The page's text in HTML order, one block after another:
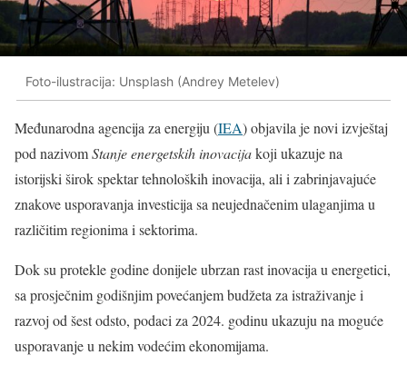
Foto-ilustracija: Unsplash (Andrey Metelev)
Međunarodna agencija za energiju (IEA) objavila je novi izvještaj
pod nazivomStanje energetskih inovacijakoji ukazuje na
istorijski širok spektar tehnoloških inovacija, ali i zabrinjavajuće
znakove usporavanja investicija sa neujednačenim ulaganjima u
različitim regionima i sektorima.
Dok su protekle godine donijele ubrzan rast inovacija u energetici,
sa prosječnim godišnjim povećanjem budžeta za istraživanje i
razvoj od šest odsto, podaci za 2024. godinu ukazuju na moguće
usporavanje u nekim vodećim ekonomijama.